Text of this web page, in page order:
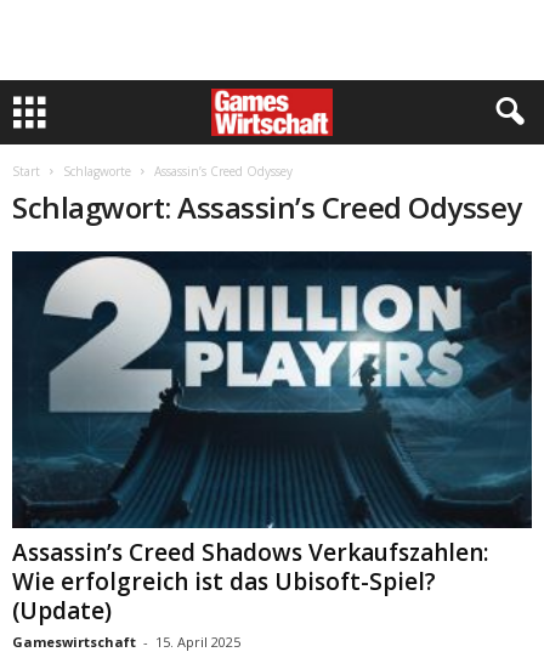
Start Schlagworte Assassin’s Creed Odyssey
Schlagwort: Assassin’s Creed Odyssey
Assassin’s Creed Shadows Verkaufszahlen:
Wie erfolgreich ist das Ubisoft-Spiel?
(Update)
Gameswirtschaft - 15. April 2025